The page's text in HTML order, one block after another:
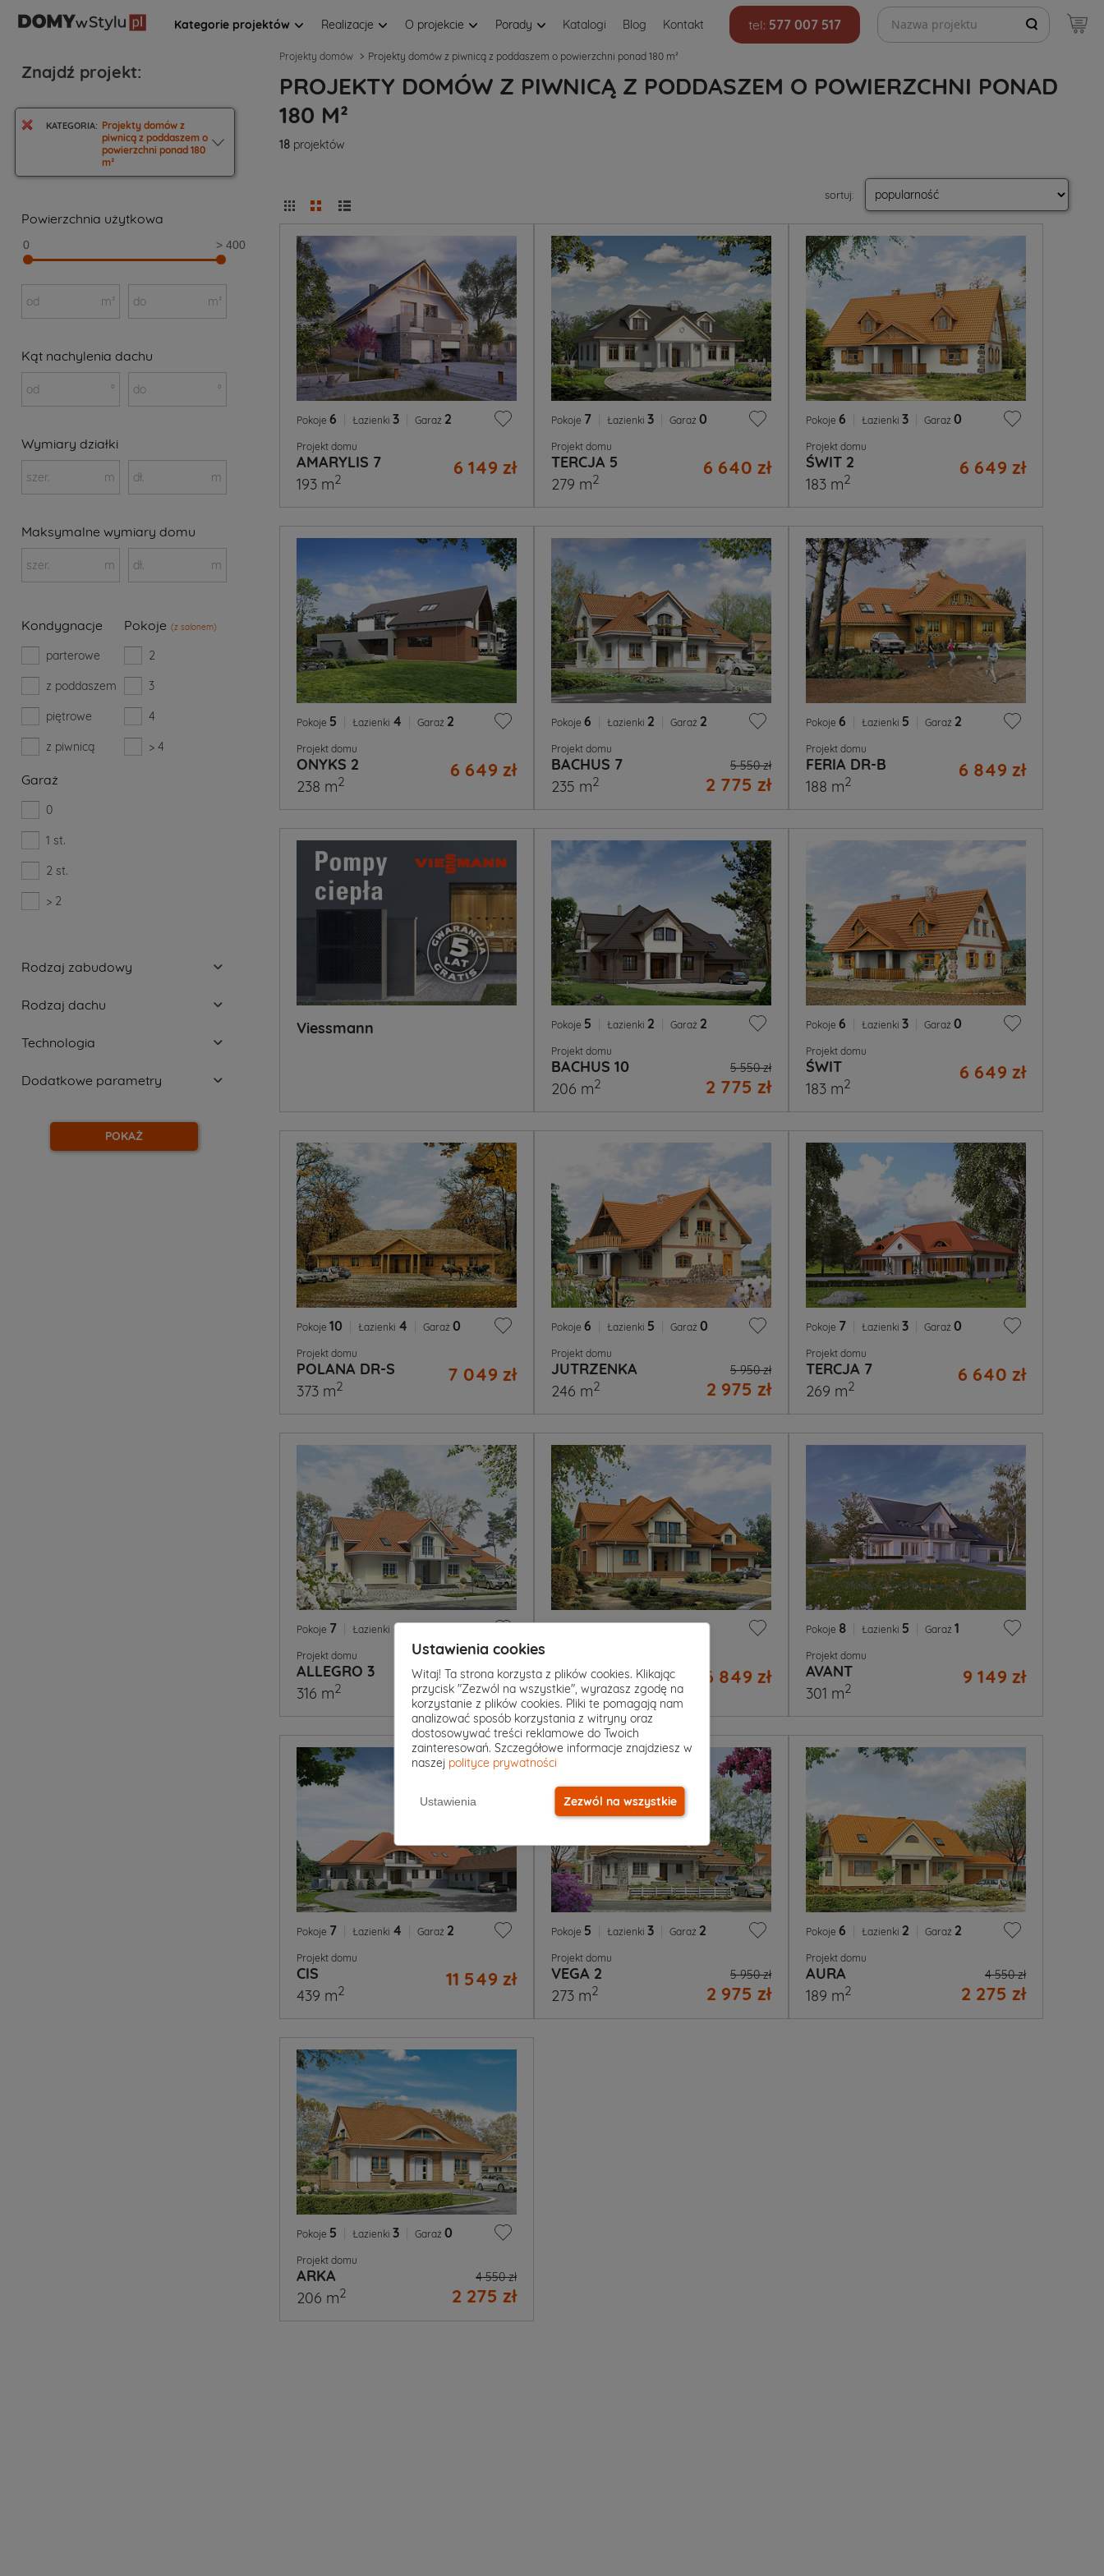
Kategorie projektów Realizacje O projekcie Porady Katalogi Blog Kontakt tel: 577 007 517
Szukaj projektów
Projekty domów Projekty domów z piwnicą z poddaszem o powierzchni ponad 180 m²
PROJEKTY DOMÓW Z PIWNICĄ Z PODDASZEM O POWIERZCHNI PONAD
180 M²
18 projektów
sortuj:
Pokoje 6 Łazienki 3 Garaż 2
Projekt domu
AMARYLIS 7 6 149 zł
193 m2
Pokoje 7 Łazienki 3 Garaż 0
Projekt domu
TERCJA 5 6 640 zł
279 m2
Pokoje 6 Łazienki 3 Garaż 0
Projekt domu
ŚWIT 2 6 649 zł
183 m2
Pokoje 5 Łazienki 4 Garaż 2
Projekt domu
ONYKS 2 6 649 zł
238 m2
Pokoje 6 Łazienki 2 Garaż 2
Projekt domu
BACHUS 7 5 550 zł
2 775 zł
235 m2
Pokoje 6 Łazienki 5 Garaż 2
Projekt domu
FERIA DR-B 6 849 zł
188 m2
Viessmann Pokoje 5 Łazienki 2 Garaż 2
Projekt domu
BACHUS 10 5 550 zł
2 775 zł
206 m2
Pokoje 6 Łazienki 3 Garaż 0
Projekt domu
ŚWIT 6 649 zł
183 m2
Pokoje 10 Łazienki 4 Garaż 0
Projekt domu
POLANA DR-S 7 049 zł
373 m2
Pokoje 6 Łazienki 5 Garaż 0
Projekt domu
JUTRZENKA 5 950 zł
2 975 zł
246 m2
Pokoje 7 Łazienki 3 Garaż 0
Projekt domu
TERCJA 7 6 640 zł
269 m2
Pokoje 7 Łazienki 4 | 2
Projekt domu
ALLEGRO 3 7 049 zł
316 m2
7 | 4 | 2
BACHUS 5 6 849 zł
289 m2
Pokoje 8 Łazienki 5 Garaż 1
Projekt domu
AVANT 9 149 zł
301 m2
Pokoje 7 Łazienki 4 Garaż 2
Projekt domu
CIS 11 549 zł
439 m2
Pokoje 5 Łazienki 3 Garaż 2
Projekt domu
VEGA 2 5 950 zł
2 975 zł
273 m2
Pokoje 6 Łazienki 2 Garaż 2
Projekt domu
AURA 4 550 zł
2 275 zł
189 m2
Pokoje 5 Łazienki 3 Garaż 0
Projekt domu
ARKA 4 550 zł
2 275 zł
206 m2
Znajdź projekt:
KATEGORIA: Projekty domów z
piwnicą z poddaszem o
powierzchni ponad 180
m²
Powierzchnia użytkowa
0 > 400
od m² do m²
Kąt nachylenia dachu
od ° do °
Wymiary działki
szer. m dł. m
Maksymalne wymiary domu
szer. m dł. m
Kondygnacje
parterowe
z poddaszem
piętrowe
z piwnicą
Pokoje (z salonem)
2
3
4
> 4
Garaż
0
1 st.
2 st.
> 2
Rodzaj zabudowy
Rodzaj dachu
Technologia
Dodatkowe parametry
POKAŻ
Ustawienia cookies
Witaj! Ta strona korzysta z plików cookies. Klikając
przycisk "Zezwól na wszystkie", wyrażasz zgodę na
korzystanie z plików cookies. Pliki te pomagają nam
analizować sposób korzystania z witryny oraz
dostosowywać treści reklamowe do Twoich
zainteresowań. Szczegółowe informacje znajdziesz w
naszej polityce prywatności
Ustawienia Zezwól na wszystkie